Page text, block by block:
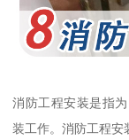
消防工程安装是指
装工作。消防工程安